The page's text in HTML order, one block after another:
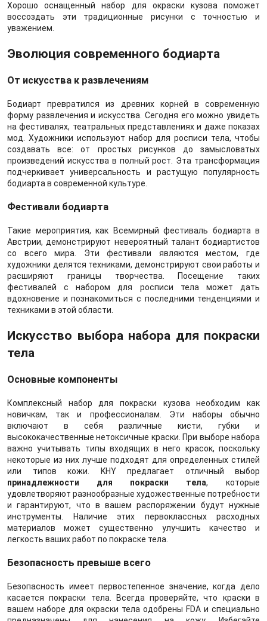
Хорошо оснащенный набор для окраски кузова поможет
воссоздать эти традиционные рисунки с точностью и
уважением.
Эволюция современного бодиарта
От искусства к развлечениям
Бодиарт превратился из древних корней в современную
форму развлечения и искусства. Сегодня его можно увидеть
на фестивалях, театральных представлениях и даже показах
мод. Художники используют набор для росписи тела, чтобы
создавать все: от простых рисунков до замысловатых
произведений искусства в полный рост. Эта трансформация
подчеркивает универсальность и растущую популярность
бодиарта в современной культуре.
Фестивали бодиарта
Такие мероприятия, как Всемирный фестиваль бодиарта в
Австрии, демонстрируют невероятный талант бодиартистов
со всего мира. Эти фестивали являются местом, где
художники делятся техниками, демонстрируют свои работы и
расширяют границы творчества. Посещение таких
фестивалей с набором для росписи тела может дать
вдохновение и познакомиться с последними тенденциями и
техниками в этой области.
Искусство выбора набора для покраски
тела
Основные компоненты
Комплексный набор для покраски кузова необходим как
новичкам, так и профессионалам. Эти наборы обычно
включают в себя различные кисти, губки и
высококачественные нетоксичные краски. При выборе набора
важно учитывать типы входящих в него красок, поскольку
некоторые из них лучше подходят для определенных стилей
или типов кожи. KHY предлагает отличный выбор
принадлежности для покраски тела, которые
удовлетворяют разнообразные художественные потребности
и гарантируют, что в вашем распоряжении будут нужные
инструменты. Наличие этих первоклассных расходных
материалов может существенно улучшить качество и
легкость ваших работ по покраске тела.
Безопасность превыше всего
Безопасность имеет первостепенное значение, когда дело
касается покраски тела. Всегда проверяйте, что краски в
вашем наборе для окраски тела одобрены FDA и специально